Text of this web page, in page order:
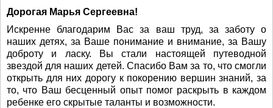
Дорогая Марья Сергеевна!
Искренне благодарим Вас за ваш труд, за заботу о
наших детях, за Ваше понимание и внимание, за Вашу
доброту и ласку. Вы стали настоящей путеводной
звездой для наших детей. Спасибо Вам за то, что смогли
открыть для них дорогу к покорению вершин знаний, за
то, что Ваш бесценный опыт помог раскрыть в каждом
ребенке его скрытые таланты и возможности.